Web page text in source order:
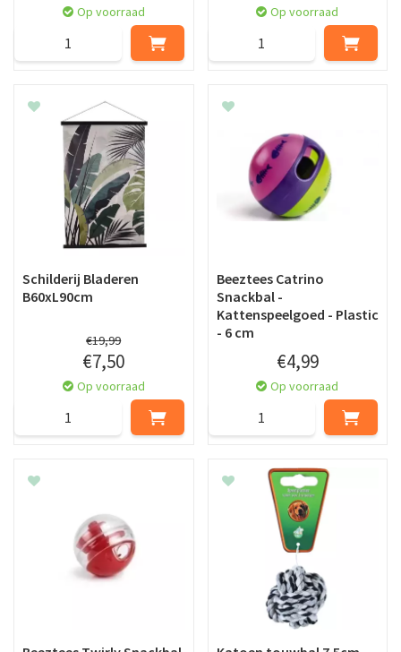
Op voorraad Op voorraad
Schilderij Bladeren
B60xL90cm
€19,99
€7,50
Op voorraad
Beeztees Catrino
Snackbal -
Kattenspeelgoed - Plastic
- 6 cm
€4,99
Op voorraad